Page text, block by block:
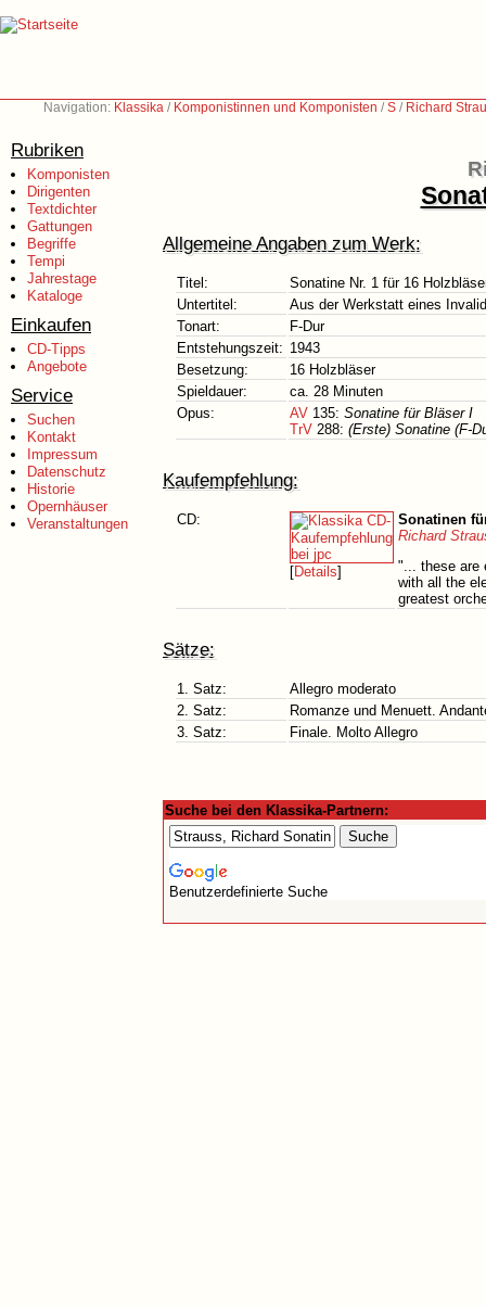
Navigation: Klassika / Komponistinnen und Komponisten /S / Richard
Rubriken
Komponisten
Dirigenten
Textdichter
Gattungen
Begriffe
Tempi
Jahrestage
Kataloge
Einkaufen
CD-Tipps
Angebote
Service
Suchen
Kontakt
Impressum
Datenschutz
Historie
Opernhäuser
Veranstaltungen
Allgemeine Angaben zum Werk:
Titel:
Sonatine Nr. 1 für 16
Untertitel:
Aus der Werkstatt eines
Tonart:
F-Dur
Entstehungszeit: 1943
Besetzung:
16 Holzbläser
Spieldauer:
ca. 28 Minuten
Opus:
AV 135: Sonatine für Bläser I
TrV 288: (Erste) Sonatine (F-
Kaufempfehlung:
CD:
[Details]
Sonatinen
Richard
"... these are
with all the
greatest
Sätze:
1. Satz:
Allegro moderato
2. Satz:
Romanze und Menuett.
3. Satz:
Finale. Molto Allegro
Suche bei den Klassika-Partnern:
Benutzerdefinierte Suche